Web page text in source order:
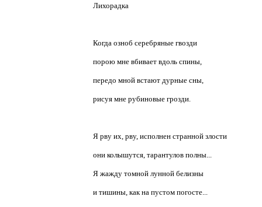
Лихорадка
Когда озноб серебряные гвозди
порою мне вбивает вдоль спины,
передо мной встают дурные сны,
рисуя мне рубиновые грозди.
Я рву их, рву, исполнен странной злости
они колышутся, тарантулов полны...
Я жажду томной лунной белизны
и тишины, как на пустом погосте...